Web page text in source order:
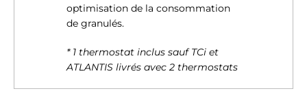
optimisation de la consommation
de granulés.
* 1 thermostat inclus sauf TCi et
ATLANTIS livrés avec 2 thermostats